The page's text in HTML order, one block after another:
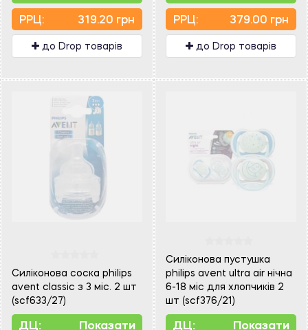
PPЦ: 319.20 грн
до Drop товарів
PPЦ: 379.00 грн
до Drop товарів
Силіконова соска philips
avent classic з 3 міс. 2 шт
(scf633/27)
ДЦ: Показати
Силіконова пустушка
philips avent ultra air нічна
6-18 міс для хлопчиків 2
шт (scf376/21)
ДЦ: Показати